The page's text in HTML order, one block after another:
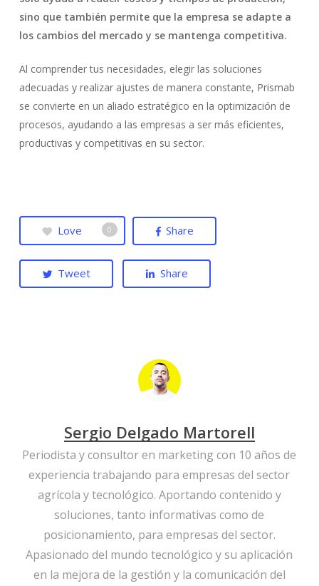
sino que también permite que la empresa se adapte a
los cambios del mercado y se mantenga competitiva.
Al comprender tus necesidades, elegir las soluciones
adecuadas y realizar ajustes de manera constante, Prismab
se convierte en un aliado estratégico en la optimización de
procesos, ayudando a las empresas a ser más eficientes,
productivas y competitivas en su sector.
Love 0 Share
Tweet Share
Sergio Delgado Martorell
Periodista y consultor en marketing con 10 años de
experiencia trabajando para empresas del sector
agrícola y tecnológico. Aportando contenido y
soluciones, tanto informativas como de
posicionamiento, para empresas del sector.
Apasionado del mundo tecnológico y su aplicación
en la mejora de la gestión y la comunicación del